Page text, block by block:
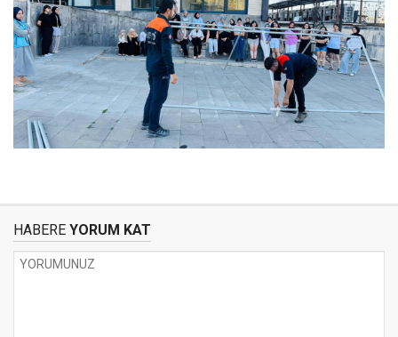
HABERE YORUM KAT